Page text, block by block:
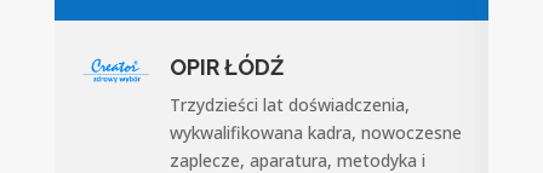
OPIR ŁÓDŹ
Trzydzieści lat doświadczenia,
wykwalifikowana kadra, nowoczesne
zaplecze, aparatura, metodyka i